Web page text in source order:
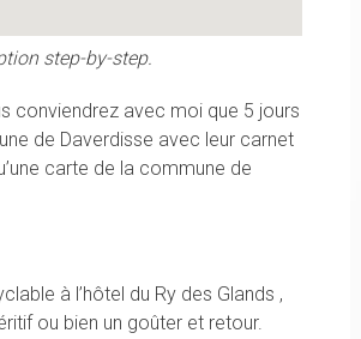
step-by-step.
conviendrez avec moi que 5 jours
de Daverdisse avec leur carnet
carte de la commune de
à l’hôtel du Ry des Glands ,
ou bien un goûter et retour.